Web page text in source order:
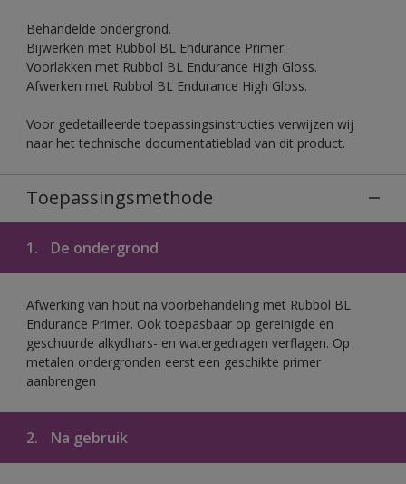
Behandelde ondergrond.
Bijwerken met Rubbol BL Endurance Primer.
Voorlakken met Rubbol BL Endurance High Gloss.
Afwerken met Rubbol BL Endurance High Gloss.
Voor gedetailleerde toepassingsinstructies verwijzen wij
naar het technische documentatieblad van dit product.
Toepassingsmethode
1. De ondergrond
Afwerking van hout na voorbehandeling met Rubbol BL
Endurance Primer. Ook toepasbaar op gereinigde en
geschuurde alkydhars- en watergedragen verflagen. Op
metalen ondergronden eerst een geschikte primer
aanbrengen
2. Na gebruik